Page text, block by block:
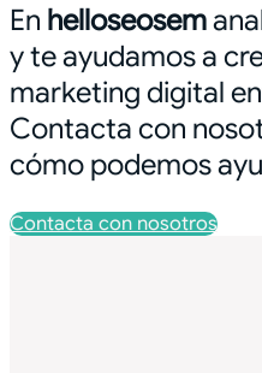
En helloseosem
y te ayudamos a
marketing digital
Contacta con
cómo podemos
Contacta con nosotros